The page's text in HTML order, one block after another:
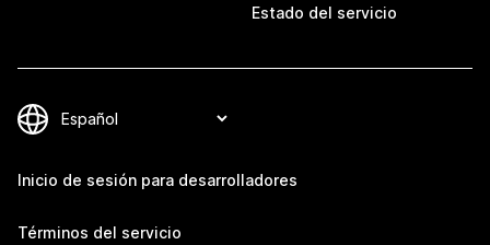
Estado del servicio
Inicio de sesión para desarrolladores
Términos del servicio